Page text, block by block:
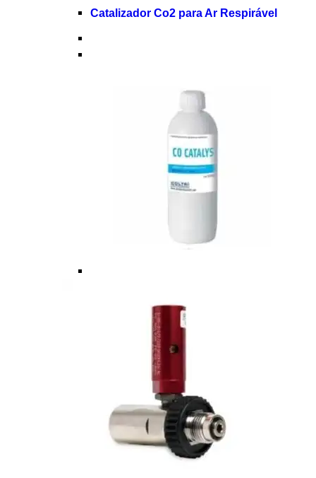
Catalizador Co2 para Ar Respirável